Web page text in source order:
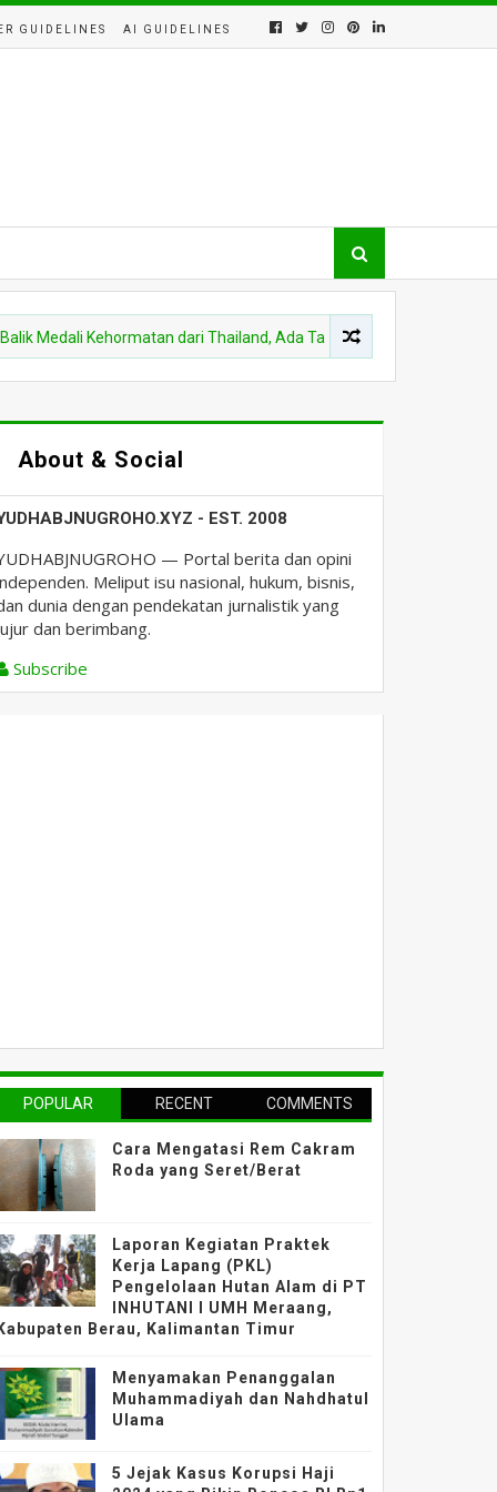
GUIDELINES AI GUIDELINES
Kehormatan dari Thailand, Ada Tawaran Strategis untuk TNI yang
About & Social
- EST. 2008
— Portal berita dan opini
Meliput isu nasional, hukum, bisnis,
dunia dengan pendekatan jurnalistik yang
dan berimbang.
Subscribe
POPULAR RECENT COMMENTS
Cara Mengatasi Rem Cakram
Roda yang Seret/Berat
Laporan Kegiatan Praktek
Kerja Lapang (PKL)
Pengelolaan Hutan Alam di PT
INHUTANI I UMH Meraang,
Kabupaten Berau, Kalimantan Timur
Menyamakan Penanggalan
Muhammadiyah dan Nahdhatul
Ulama
5 Jejak Kasus Korupsi Haji